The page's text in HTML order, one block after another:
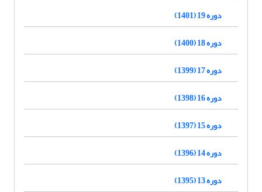
دوره 19 (1401)
دوره 18 (1400)
دوره 17 (1399)
دوره 16 (1398)
دوره 15 (1397)
دوره 14 (1396)
دوره 13 (1395)